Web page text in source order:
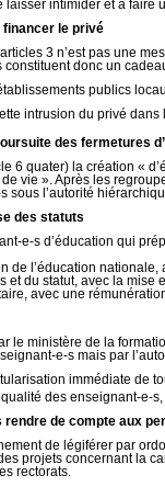
intimider et à faire
financer le privé
3 n’est pas une
donc un
publics
intrusion du privé
des fermetures
6 quater) la création «
vie ». Après les
sous l’autorité
des statuts
e-s d’éducation qui
l’éducation nationale,
et du statut, avec la
avec une
le ministère de la
e-s mais par
immédiate de
des enseignant-e-
rendre de compte aux
de légiférer par
projets concernant la
rectorats.